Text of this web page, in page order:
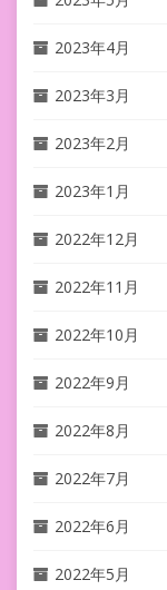
2023年4月
2023年3月
2023年2月
2023年1月
2022年12月
2022年11月
2022年10月
2022年9月
2022年8月
2022年7月
2022年6月
2022年5月